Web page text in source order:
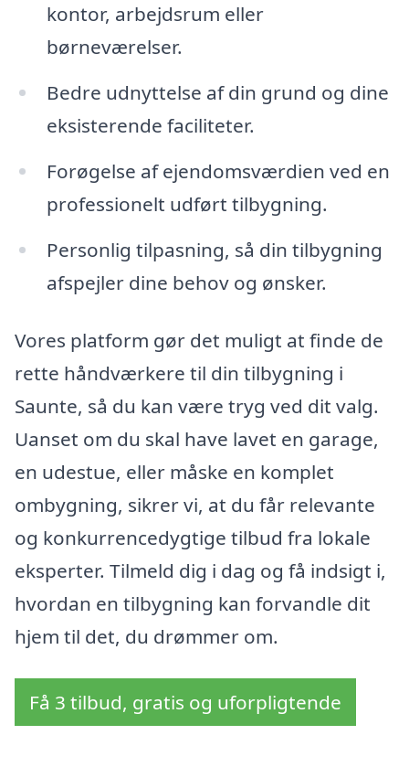
kontor, arbejdsrum eller
børneværelser.
Bedre udnyttelse af din grund og dine
eksisterende faciliteter.
Forøgelse af ejendomsværdien ved en
professionelt udført tilbygning.
Personlig tilpasning, så din tilbygning
afspejler dine behov og ønsker.
Vores platform gør det muligt at finde de
rette håndværkere til din tilbygning i
Saunte, så du kan være tryg ved dit valg.
Uanset om du skal have lavet en garage,
en udestue, eller måske en komplet
ombygning, sikrer vi, at du får relevante
og konkurrencedygtige tilbud fra lokale
eksperter. Tilmeld dig i dag og få indsigt i,
hvordan en tilbygning kan forvandle dit
hjem til det, du drømmer om.
Få 3 tilbud, gratis og uforpligtende